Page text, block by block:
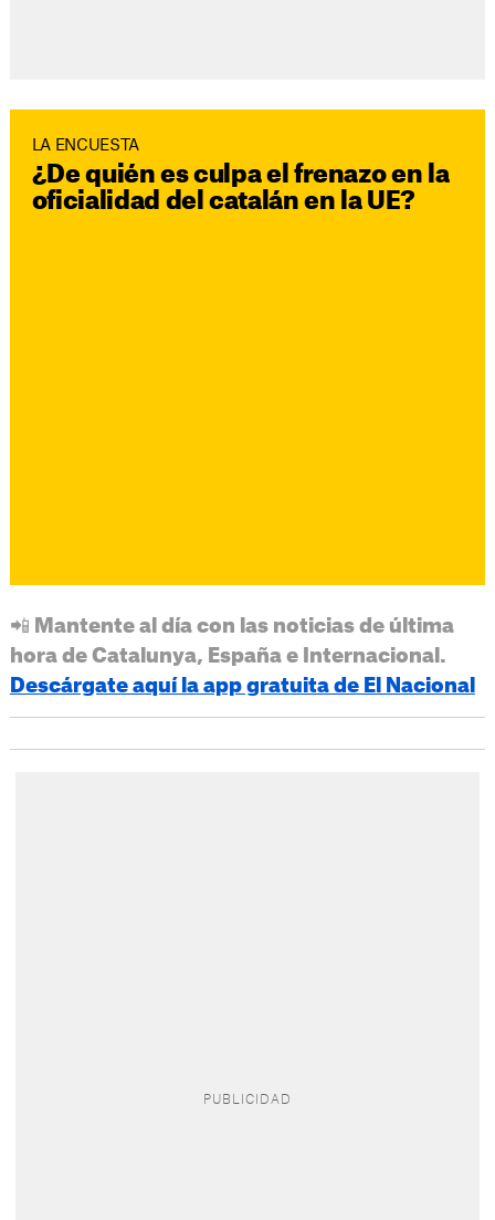
LA ENCUESTA
¿De quién es culpa el frenazo en la
oficialidad del catalán en la UE?
📲 Mantente al día con las noticias de última
hora de Catalunya, España e Internacional.
Descárgate aquí la app gratuita de El Nacional